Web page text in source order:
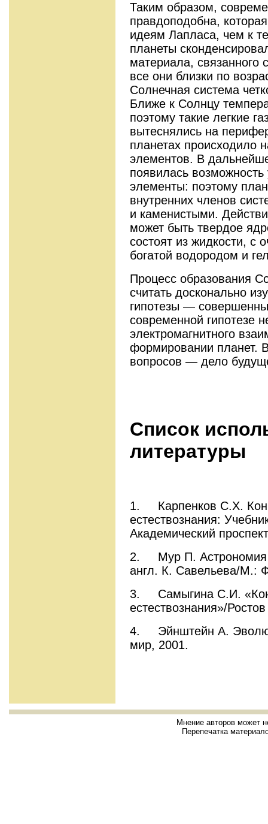
Таким образом,
правдоподобна,
идеям Лапласа, чем к
планеты
материала,
все они близки по
Солнечная система
Ближе к Солнцу
поэтому такие легкие
вытеснялись на
планетах происходило
элементов. В
появилась возможность
элементы: поэтому
внутренних членов
и каменистыми.
может быть твердое
состоят из жидкости, с
богатой водородом и
Процесс образования
считать досконально
гипотезы —
современной гипотезе
электромагнитного
формировании планет.
вопросов — дело
Список
литературы
1. Карпенков С.Х.
естествознания:
Академический
2. Мур П. Астрономия
англ. К. Савельева/
3. Самыгина С.И.
естествознания»/
4. Эйнштейн А.
мир, 2001.
Мнение авторов может
Перепечатка